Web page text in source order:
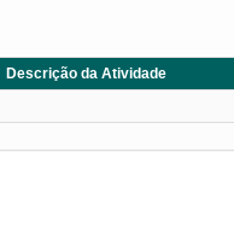
Descrição da Atividade